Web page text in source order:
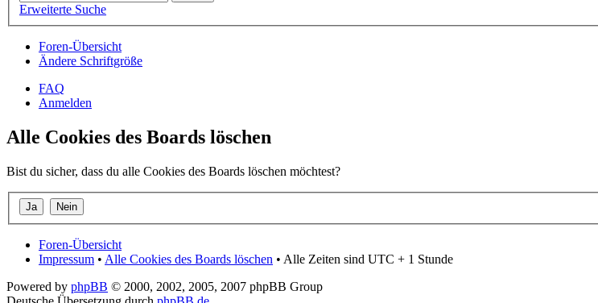
Erweiterte Suche
Foren-Übersicht
Ändere Schriftgröße
FAQ
Anmelden
Alle Cookies des Boards löschen
Bist du sicher, dass du alle Cookies des Boards löschen möchtest?
Foren-Übersicht
Impressum • Alle Cookies des Boards löschen • Alle Zeiten sind UTC + 1 Stunde
Powered by phpBB © 2000, 2002, 2005, 2007 phpBB Group